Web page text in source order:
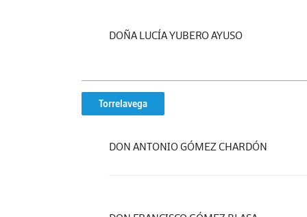
DOÑA LUCÍA YUBERO AYUSO
Torrelavega
DON ANTONIO GÓMEZ CHARDÓN